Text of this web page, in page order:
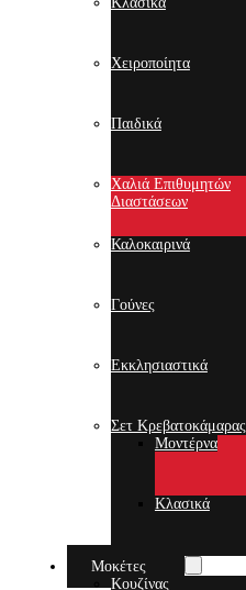
Χειροποίητα
Παιδικά
Χαλιά Επιθυμητών
Διαστάσεων
Καλοκαιρινά
Γούνες
Εκκλησιαστικά
Σετ Κρεβατοκάμαρας
Μοντέρνα
Κλασικά
Μοκέτες
Κουζίνας